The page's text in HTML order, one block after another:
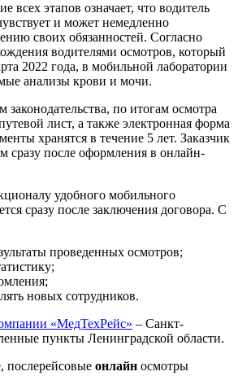
всех этапов означает, что водитель
и может немедленно
своих обязанностей. Согласно
водителями осмотров, который
2022 года, в мобильной лаборатории
анализы крови и мочи.
законодательства, по итогам осмотра
лист, а также электронная форма
хранятся в течение 5 лет. Заказчик
сразу после оформления в онлайн-
удобного мобильного
сразу после заключения договора. С
проведенных осмотров;
новых сотрудников.
«МедТехРейс» – Санкт-
пункты Ленинградской области.
послерейсовые онлайн осмотры